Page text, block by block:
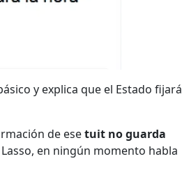
y explica que el Estado fijará
de esetuit no guarda
en ningún momento habla